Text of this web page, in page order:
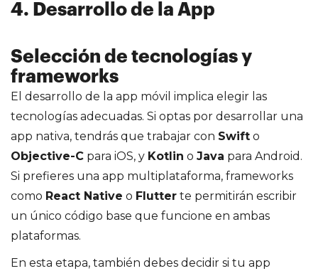
4. Desarrollo de la App
Selección de tecnologías y
frameworks
El desarrollo de la app móvil implica elegir las
tecnologías adecuadas. Si optas por desarrollar una
app nativa, tendrás que trabajar con Swift o
Objective-C para iOS, y Kotlin o Java para Android.
Si prefieres una app multiplataforma, frameworks
como React Native o Flutter te permitirán escribir
un único código base que funcione en ambas
plataformas.
En esta etapa, también debes decidir si tu app